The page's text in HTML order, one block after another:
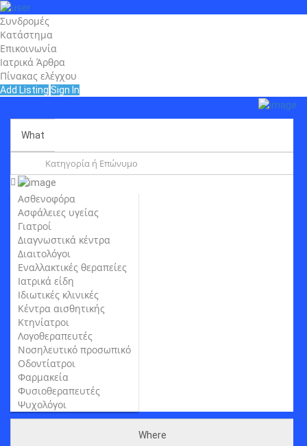
Συνδρομές
Κατάστημα
Επικοινωνία
Ιατρικά Άρθρα
Πίνακας ελέγχου
Add Listing Sign In
What
Ασθενοφόρα
Ασφάλειες υγείας
Γιατροί
Διαγνωστικά κέντρα
Διαιτολόγοι
Εναλλακτικές θεραπείες
Ιατρικά είδη
Ιδιωτικές κλινικές
Κέντρα αισθητικής
Κτηνίατροι
Λογοθεραπευτές
Νοσηλευτικό προσωπικό
Οδοντίατροι
Φαρμακεία
Φυσιοθεραπευτές
Ψυχολόγοι
Where